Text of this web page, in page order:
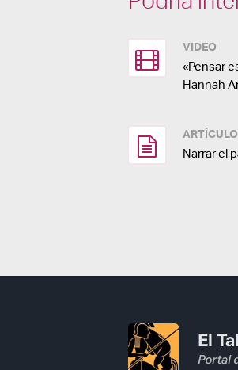
VIDEO
«Pensar
Hannah
ARTÍCULO
Narrar el